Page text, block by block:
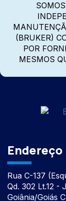
(BRUKER)
POR
MESMOS
Endereço
Rua C-137
Qd. 302 Lt.12 -
Goiânia/Goiás